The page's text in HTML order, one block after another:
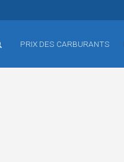
PRIX DES CARBURANTS